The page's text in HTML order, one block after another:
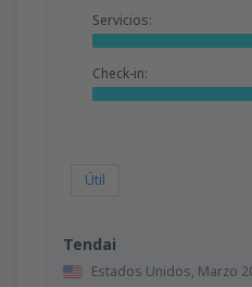
Tendai
Estados Unidos, Marzo
Servicios:
Check-in:
Útil